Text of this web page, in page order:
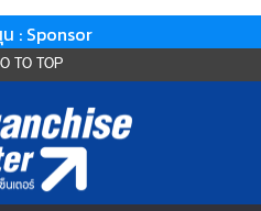
: Sponsor
TO TOP